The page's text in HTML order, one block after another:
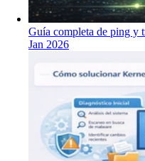
Guía completa de ping y
Jan 2026